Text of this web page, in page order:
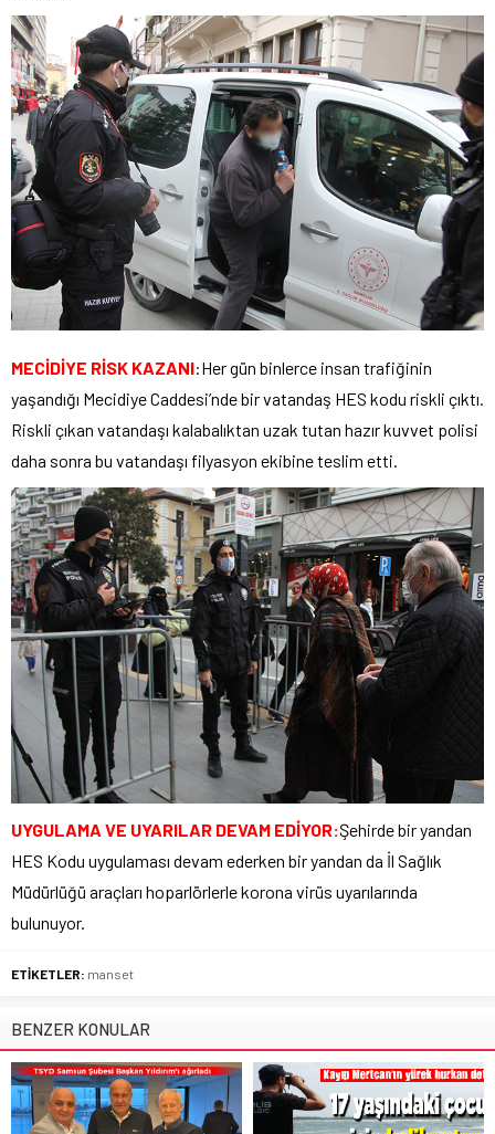
MECİDİYE RİSK KAZANI:Her gün binlerce insan trafiğinin
yaşandığı Mecidiye Caddesi’nde bir vatandaş HES kodu riskli çıktı.
Riskli çıkan vatandaşı kalabalıktan uzak tutan hazır kuvvet polisi
daha sonra bu vatandaşı filyasyon ekibine teslim etti.
UYGULAMA VE UYARILAR DEVAM EDİYOR:Şehirde bir yandan
HES Kodu uygulaması devam ederken bir yandan da İl Sağlık
Müdürlüğü araçları hoparlörlerle korona virüs uyarılarında
bulunuyor.
ETİKETLER: manset
BENZER KONULAR